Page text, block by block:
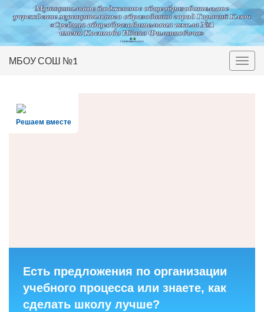
Вкл/
МБОУ СОШ №1
Решаем вместе
Есть предложения по организации
учебного процесса или знаете, как
сделать школу лучше?